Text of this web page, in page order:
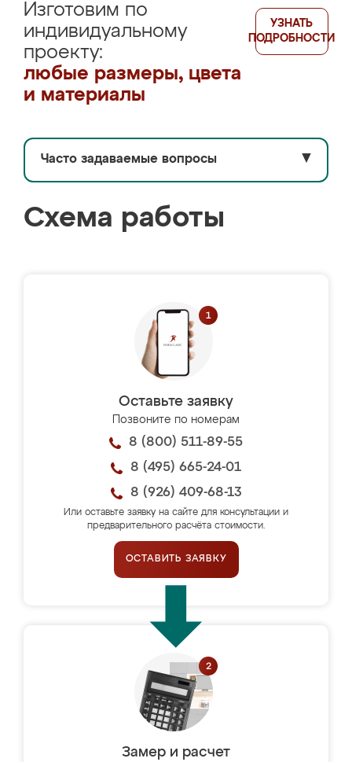
Изготовим по
индивидуальному
проекту:
любые размеры, цвета
и материалы
УЗНАТЬ
ПОДРОБНОСТИ
Часто задаваемые вопросы ▼
Схема работы
Оставьте заявку
Позвоните по номерам
8 (800) 511-89-55
8 (495) 665-24-01
8 (926) 409-68-13
Или оставьте заявку на сайте для консультации и
предварительного расчёта стоимости.
ОСТАВИТЬ ЗАЯВКУ
Замер и расчет